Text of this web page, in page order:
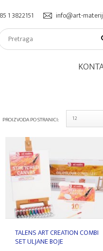
1 3822151 info@art-
PROIZVODA PO STRANICI:
TALENS ART CREATION COMBI
SET ULJANE BOJE